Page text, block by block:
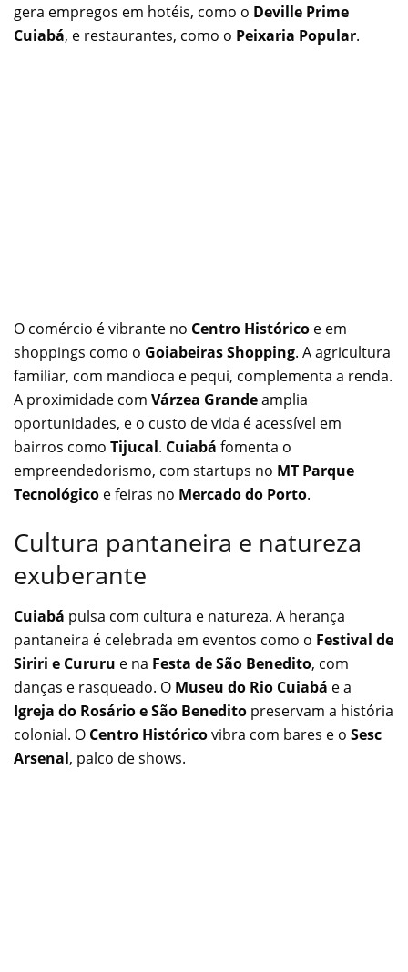
gera empregos em hotéis, como o Deville Prime
Cuiabá, e restaurantes, como o Peixaria Popular.
O comércio é vibrante no Centro Histórico e em
shoppings como o Goiabeiras Shopping. A agricultura
familiar, com mandioca e pequi, complementa a renda.
A proximidade com Várzea Grandeamplia
oportunidades, e o custo de vida é acessível em
bairros como Tijucal. Cuiabá fomenta o
empreendedorismo, com startups no MT Parque
Tecnológico e feiras no Mercado do Porto.
Cultura pantaneira e natureza
exuberante
Cuiabá pulsa com cultura e natureza. A herança
pantaneira é celebrada em eventos como o Festival de
Siriri e Cururu e na Festa de São Benedito, com
danças e rasqueado. O Museu do Rio Cuiabá e a
Igreja do Rosário e São Benedito preservam a história
colonial. O Centro Históricovibra com bares e o Sesc
Arsenal, palco de shows.